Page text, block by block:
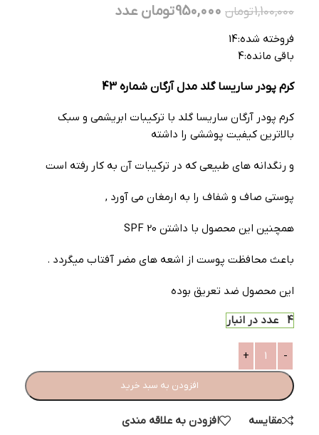
1,100,000تومان 950,000تومان عدد
فروخته شده:14
باقی مانده:4
کرم پودر ساریسا گلد مدل آرگان شماره 43
کرم پودر آرگان ساریسا گلد با ترکیبات ابریشمی و سبک
بالاترین کیفیت پوششی را داشته
و رنگدانه های طبیعی که در ترکیبات آن به کار رفته است
پوستی صاف و شفاف را به ارمغان می آورد ,
همچنین این محصول با داشتن SPF 20
باعث محافظت پوست از اشعه های مضر آفتاب میگردد .
این محصول ضد تعریق بوده
4 عدد در انبار
افزودن به سبد خرید
مقایسه افزودن به علاقه مندی